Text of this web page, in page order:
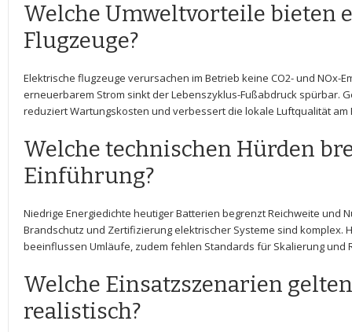
Welche ​Umweltvorteile bieten⁣
Flugzeuge?
Elektrische flugzeuge ⁢verursachen im ‍Betrieb keine CO2- und NOx-
erneuerbarem Strom sinkt der Lebenszyklus-Fußabdruck spürbar.⁤
reduziert Wartungskosten und verbessert die lokale ​Luftqualität ‌am
Welche technischen Hürden
Einführung?
Niedrige Energiedichte heutiger⁢ Batterien begrenzt Reichweite und
Brandschutz und Zertifizierung⁤ elektrischer ​Systeme sind‍ komplex.
beeinflussen Umläufe, zudem fehlen Standards für Skalierung und
Welche Einsatzszenarien
realistisch?